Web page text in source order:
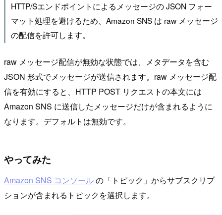
HTTP/Sエンドポイントによるメッセージの JSON フォー
マット処理を避けるため、Amazon SNS は raw メッセージ
の配信を許可します。
raw メッセージ配信が無効な状態では、メタデータを含む
JSON 形式でメッセージが送信されます。raw メッセージ配
信を有効にすると、HTTP POST リクエストの本文には
Amazon SNS に送信したメッセージだけが含まれるように
なります。デフォルトは無効です。
やってみた
Amazon SNS コンソールの「トピック」からサブスクリプ
ションが含まれるトピックを選択します。